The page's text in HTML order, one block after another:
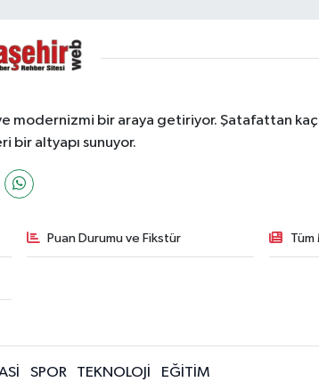
bir araya getiriyor. Şatafattan
bir altyapı sunuyor.
Puan Durumu ve Fikstür
SPOR TEKNOLOJİ EĞİTİM